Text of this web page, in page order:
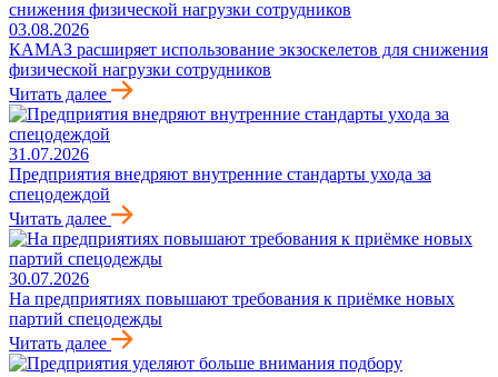
03.08.2026
КАМАЗ расширяет использование экзоскелетов для снижения
физической нагрузки сотрудников
Читать далее
31.07.2026
Предприятия внедряют внутренние стандарты ухода за
спецодеждой
Читать далее
30.07.2026
На предприятиях повышают требования к приёмке новых
партий спецодежды
Читать далее